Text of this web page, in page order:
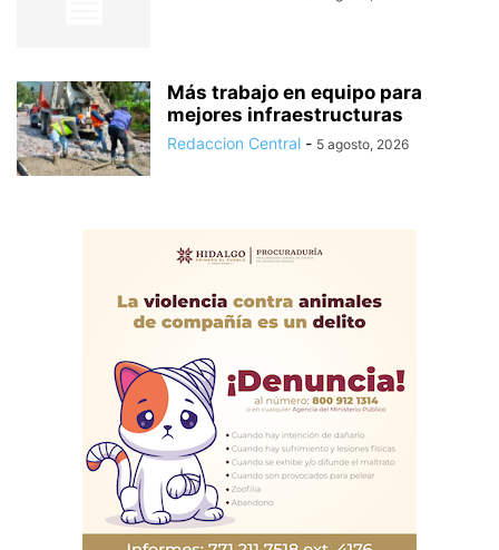
Más trabajo en equipo para
mejores infraestructuras
Redaccion Central - 5 agosto, 2026